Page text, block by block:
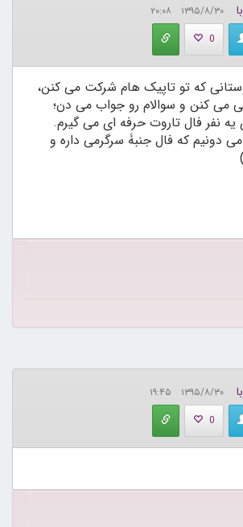
۱۳۹۵/۸/۳۰ ۲۰:۰۸
0
که تو تاپیک هام شرکت می کنن،
می کنن و سوالام رو جواب می دن؛
یه نفر فال تاروت حرفه ای می گیرم.
دونیم که فال جنبۀ سرگرمی داره و
۱۳۹۵/۸/۳۰ ۱۹:۴۵
0